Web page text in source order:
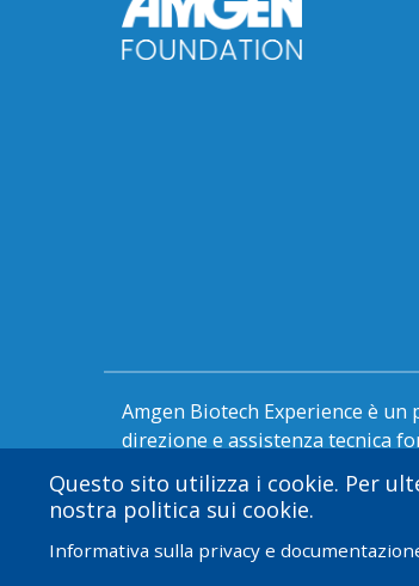
Questo sito utilizza i cookie. Per
nostra politica sui cookie.
Informativa sulla privacy e
Amgen Biotech Experience è
direzione e assistenza tecnica
© 2026 Amgen Foundation. Tutti i